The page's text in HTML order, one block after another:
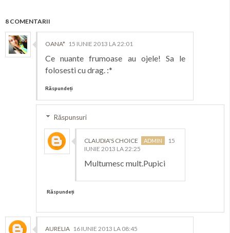
8 COMENTARII
OANA* 15 IUNIE 2013 LA 22:01
Ce nuante frumoase au ojele! Sa le
folosesti cu drag. :*
Răspundeți
Răspunsuri
CLAUDIA'S CHOICE
15
IUNIE 2013 LA 22:25
Multumesc mult.Pupici
Răspundeți
AURELIA 16 IUNIE 2013 LA 08:45